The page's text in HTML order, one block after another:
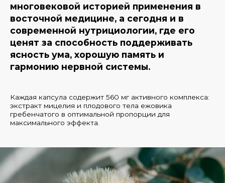
многовековой историей применения в
восточной медицине, а сегодня и в
современной нутрициологии, где его
ценят за способность поддерживать
ясность ума, хорошую память и
гармонию нервной системы.
Каждая капсула содержит 560 мг активного комплекса:
экстракт мицелия и плодового тела ежовика
гребенчатого в оптимальной пропорции для
максимального эффекта.